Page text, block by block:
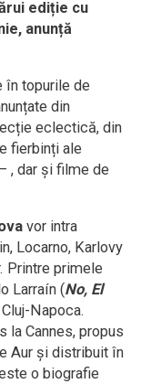
ediție cu
anunță
în topurile de
din
eclectică, din
fierbinți ale
, dar și filme de
vor intra
Locarno, Karlovy
Printre primele
Larraín (No, El
Napoca.
la Cannes, propus
Aur și distribuit în
o biografie